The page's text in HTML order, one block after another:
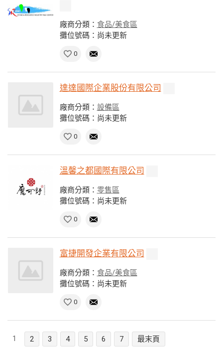
廠商分類： 食品/美食區
攤位號碼：尚未更新
0
達達國際企業股份有限公司
廠商分類： 設備區
攤位號碼：尚未更新
0
溫馨之都國際有限公司
廠商分類： 零售區
攤位號碼：尚未更新
0
富捷開發企業有限公司
廠商分類： 食品/美食區
攤位號碼：尚未更新
0
1 2 3 4 5 6 7 最末頁